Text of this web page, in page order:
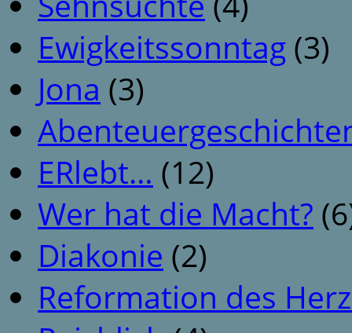
Ewigkeitssonntag (3)
Jona (3)
ERlebt… (12)
Wer hat die Macht?
Diakonie (2)
Reformation des